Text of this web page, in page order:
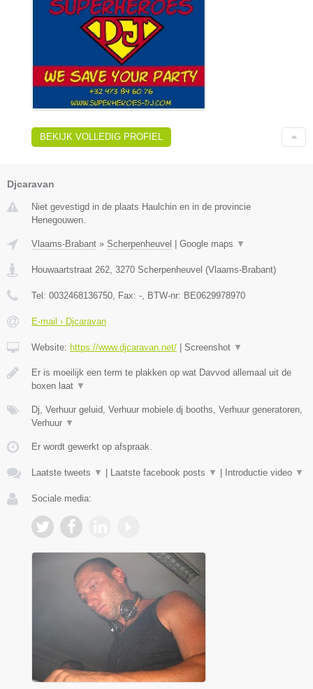
BEKIJK VOLLEDIG PROFIEL
Djcaravan
Niet gevestigd in de plaats Haulchin en in de provincie
Henegouwen.
Vlaams-Brabant » Scherpenheuvel | Google maps ▼
Houwaartstraat 262 3270 Scherpenheuvel (Vlaams-Brabant)
Tel: 0032468136750 , Fax: - , BTW-nr: BE0629978970
E-mail › Djcaravan
Website: https://www.djcaravan.net/ | Screenshot ▼
Er is moeilijk een term te plakken op wat Davvod allemaal uit de
boxen laat ▼
Dj, Verhuur geluid, Verhuur mobiele dj booths, Verhuur generatoren,
Verhuur ▼
Er wordt gewerkt op afspraak.
Laatste tweets ▼ | Laatste facebook posts ▼ | Introductie video ▼
Sociale media: